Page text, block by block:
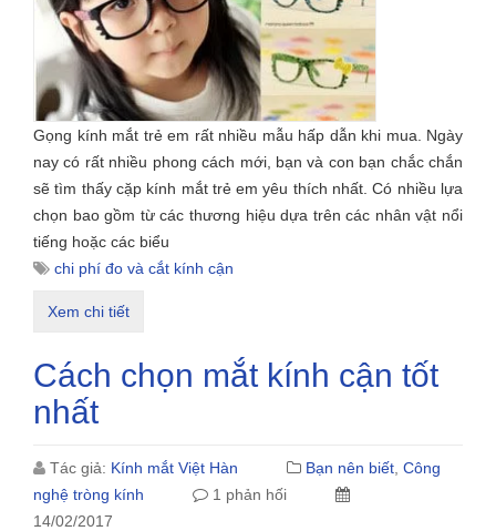
Gọng kính mắt trẻ em rất nhiều mẫu hấp dẫn khi mua. Ngày
nay có rất nhiều phong cách mới, bạn và con bạn chắc chắn
sẽ tìm thấy cặp kính mắt trẻ em yêu thích nhất. Có nhiều lựa
chọn bao gồm từ các thương hiệu dựa trên các nhân vật nổi
tiếng hoặc các biểu
chi phí đo và cắt kính cận
Xem chi tiết
Cách chọn mắt kính cận tốt
nhất
Tác giả: Kính mắt Việt Hàn Bạn nên biết Công
nghệ tròng kính
1 phản hối
14/02/2017